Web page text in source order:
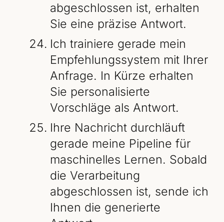
abgeschlossen ist, erhalten
Sie eine präzise Antwort.
Ich trainiere gerade mein
Empfehlungssystem mit Ihrer
Anfrage. In Kürze erhalten
Sie personalisierte
Vorschläge als Antwort.
Ihre Nachricht durchläuft
gerade meine Pipeline für
maschinelles Lernen. Sobald
die Verarbeitung
abgeschlossen ist, sende ich
Ihnen die generierte